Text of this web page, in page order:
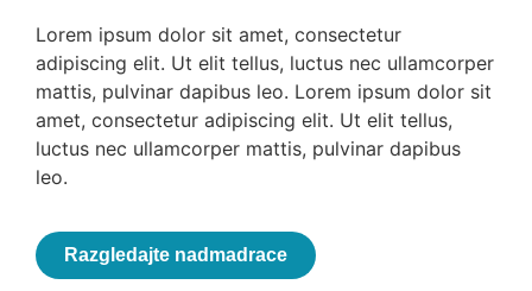
Lorem ipsum dolor sit amet, consectetur
adipiscing elit. Ut elit tellus, luctus nec ullamcorper
mattis, pulvinar dapibus leo. Lorem ipsum dolor sit
amet, consectetur adipiscing elit. Ut elit tellus,
luctus nec ullamcorper mattis, pulvinar dapibus
leo.
Razgledajte nadmadrace